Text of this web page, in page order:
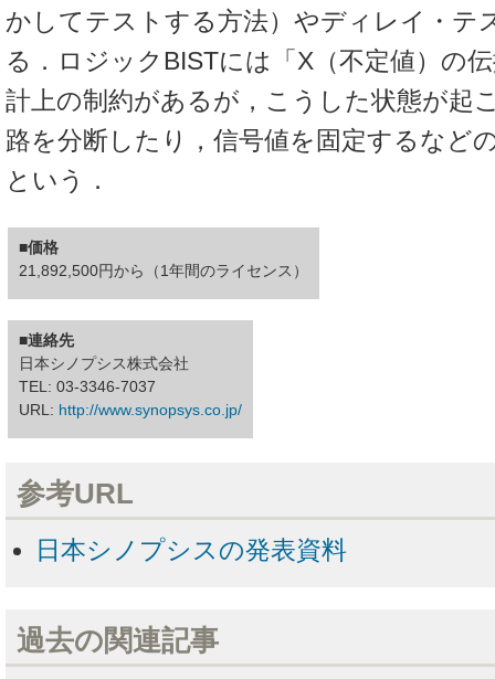
かしてテストする方法）やディレイ・テ
る．ロジックBISTには「X（不定値）の
計上の制約があるが，こうした状態が起
路を分断したり，信号値を固定するなど
という．
■価格
21,892,500円から（1年間のライセンス）
■連絡先
日本シノプシス株式会社
TEL: 03-3346-7037
URL: http://www.synopsys.co.jp/
参考URL
日本シノプシスの発表資料
過去の関連記事